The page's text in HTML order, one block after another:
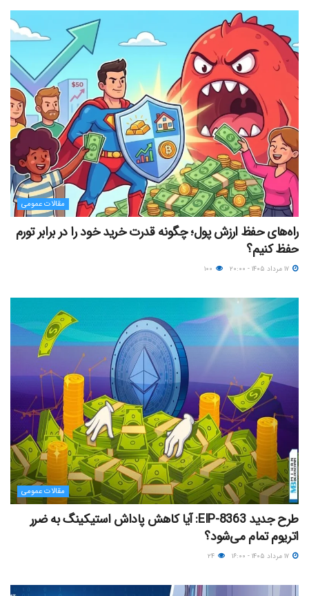
مقالات عمومی
راه‌های حفظ ارزش پول؛ چگونه قدرت خرید خود را در برابر تورم
حفظ کنیم؟
مقالات عمومی
طرح جدید EIP-8363: آیا کاهش پاداش استیکینگ به ضرر
اتریوم تمام می‌شود؟